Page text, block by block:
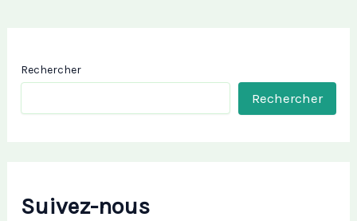
Rechercher
Rechercher
Suivez-nous